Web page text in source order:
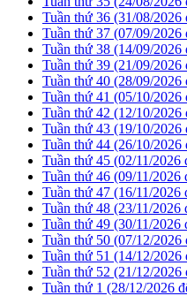
Tuần thứ 36 (31/08/2026
Tuần thứ 37 (07/09/2026
Tuần thứ 38 (14/09/2026
Tuần thứ 39 (21/09/2026
Tuần thứ 40 (28/09/2026
Tuần thứ 41 (05/10/2026
Tuần thứ 42 (12/10/2026
Tuần thứ 43 (19/10/2026
Tuần thứ 44 (26/10/2026
Tuần thứ 45 (02/11/2026
Tuần thứ 46 (09/11/2026
Tuần thứ 47 (16/11/2026
Tuần thứ 48 (23/11/2026
Tuần thứ 49 (30/11/2026
Tuần thứ 50 (07/12/2026
Tuần thứ 51 (14/12/2026
Tuần thứ 52 (21/12/2026
Tuần thứ 1 (28/12/2026